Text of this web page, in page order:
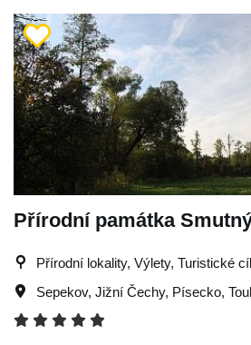
Přírodní památka
Přírodní lokality, Výlety, Turistické
Sepekov, Jižní Čechy, Písecko,